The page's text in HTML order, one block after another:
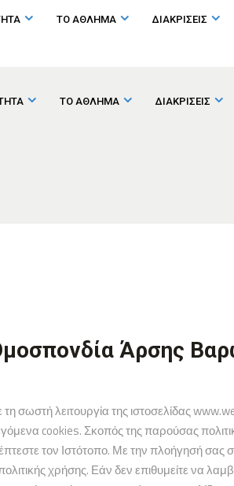
ΤΟ ΑΘΛΗΜΑ ΔΙΑΚΡΙΣΕΙΣ
ΤΟ ΑΘΛΗΜΑ ΔΙΑΚΡΙΣΕΙΣ
Άρσης
σωστή λειτουργία της ιστοσελίδας
cookies. Σκοπός της παρούσας
τον Ιστότοπο. Με την πλοήγησή
χρήσης. Εάν δεν επιθυμείτε να